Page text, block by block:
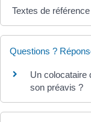
Textes de référence
Questions ?
Un colocataire
son préavis ?